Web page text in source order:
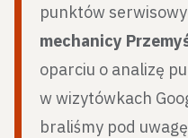
punktów
mechanicy
oparciu o analizę
w wizytówkach
braliśmy pod